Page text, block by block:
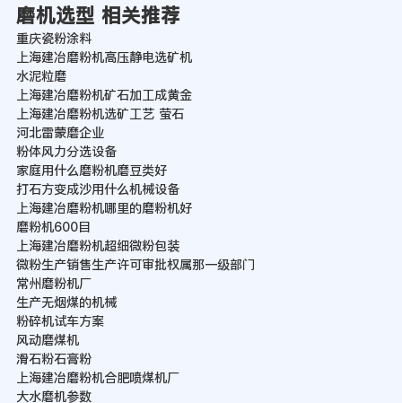
磨机选型 相关推荐
重庆瓷粉涂料
上海建冶磨粉机高压静电选矿机
水泥粒磨
上海建冶磨粉机矿石加工成黄金
上海建冶磨粉机选矿工艺 萤石
河北雷蒙磨企业
粉体风力分选设备
家庭用什么磨粉机磨豆类好
打石方变成沙用什么机械设备
上海建冶磨粉机哪里的磨粉机好
磨粉机600目
上海建冶磨粉机超细微粉包装
微粉生产销售生产许可审批权属那一级部门
常州磨粉机厂
生产无烟煤的机械
粉碎机试车方案
风动磨煤机
滑石粉石膏粉
上海建冶磨粉机合肥喷煤机厂
大水磨机参数